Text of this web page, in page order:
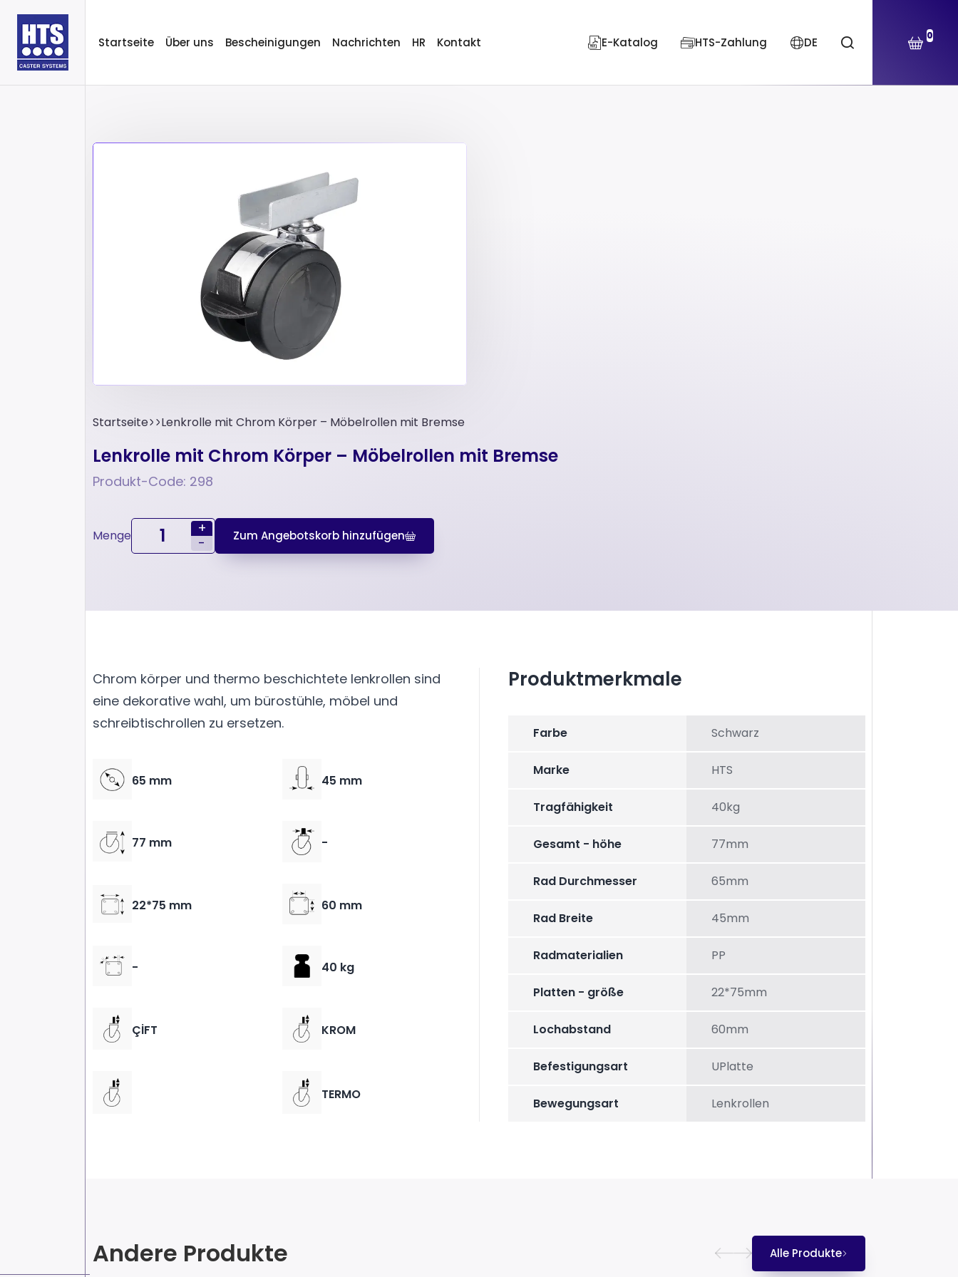
Startseite Über uns Bescheinigungen Nachrichten HR Kontakt E-Katalog HTS-Zahlung DE 0
Startseite Lenkrolle mit Chrom Körper – Möbelrollen mit Bremse
Lenkrolle mit Chrom Körper – Möbelrollen mit Bremse
Produkt-Code: 298
Menge
+
-
Zum Angebotskorb hinzufügen
Chrom körper und thermo beschichtete lenkrollen sind
eine dekorative wahl, um bürostühle, möbel und
schreibtischrollen zu ersetzen.
65 mm 45 mm
77 mm -
22*75 mm 60 mm
- 40 kg
ÇİFT KROM
TERMO
Produktmerkmale
Farbe Schwarz
Marke HTS
Tragfähigkeit 40kg
Gesamt - höhe 77mm
Rad Durchmesser 65mm
Rad Breite 45mm
Radmaterialien PP
Platten - größe 22*75mm
Lochabstand 60mm
Befestigungsart UPlatte
Bewegungsart Lenkrollen
Andere Produkte Alle Produkte